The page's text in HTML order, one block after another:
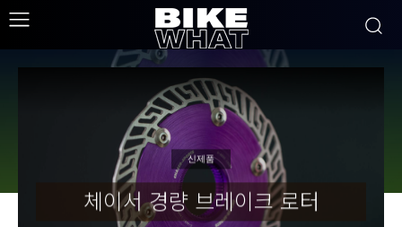
신제품
체이서 경량 브레이크 로터